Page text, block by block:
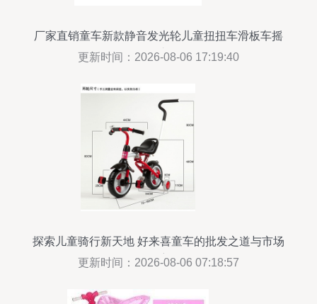
厂家直销童车新款静音发光轮儿童扭扭车滑板车摇
摆车
更新时间：2026-08-06 17:19:40
探索儿童骑行新天地 好来喜童车的批发之道与市场
洞察
更新时间：2026-08-06 07:18:57